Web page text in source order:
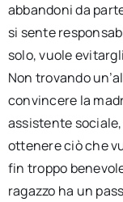
abbandoni da
si sente
solo, vuole
Non trovando
convincere la
assistente
ottenere ciò che
fin troppo
ragazzo ha un